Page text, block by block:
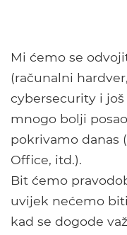
Mi ćemo se
(računalni
cybersecurity i
mnogo bolji
pokrivamo danas
Office, itd.).
Bit ćemo
uvijek nećemo
kad se dogode